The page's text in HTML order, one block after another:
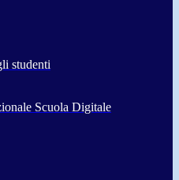
studenti
Scuola Digitale